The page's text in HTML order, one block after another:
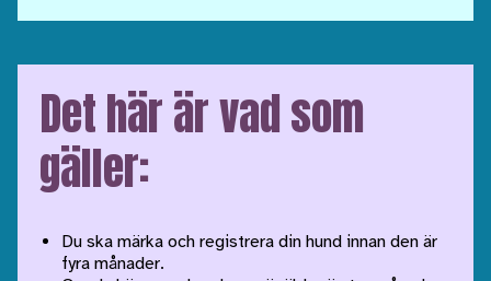
Det här är vad som
gäller:
Du ska märka och registrera din hund innan den är
fyra månader.